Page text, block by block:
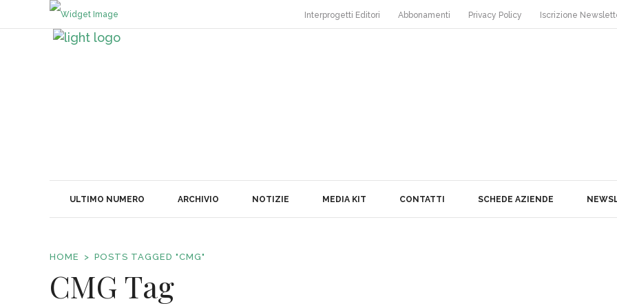
Interprogetti Editori Abbonamenti Privacy Policy Iscrizione
ULTIMO NUMERO ARCHIVIO NOTIZIE MEDIA KIT CONTATTI SCHEDE AZIENDE
HOME POSTS TAGGED "CMG"
CMG Tag